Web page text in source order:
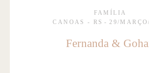
FAMÍLIA
CANOAS - RS
29/
Fernanda &